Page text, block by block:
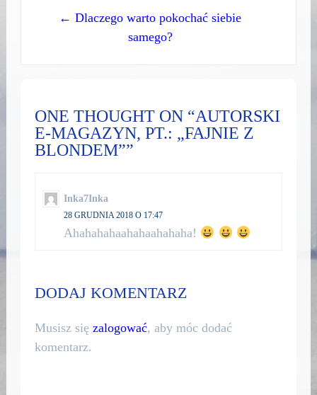
← Dlaczego warto pokochać siebie
samego?
ONE THOUGHT ON “AUTORSKI
E-MAGAZYN, PT.: „FAJNIE Z
BLONDEM””
Inka7Inka
28 GRUDNIA 2018 O 17:47
Ahahahahaahahaahahaha!
DODAJ KOMENTARZ
Musisz się zalogować, aby móc dodać
komentarz.